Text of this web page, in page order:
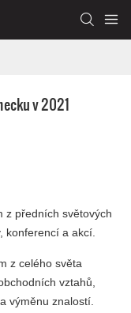
v 2021
z předních světových
konferencí a akcí.
z celého světa
vztahů,
výměnu znalostí.